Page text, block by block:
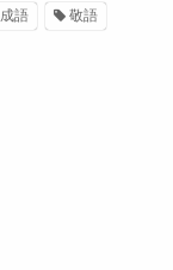
語 敬語